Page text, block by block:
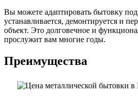
Вы можете адаптировать бытовку
устанавливается, демонтируется и
объект. Это долговечное и
прослужит вам многие годы.
Преимущества